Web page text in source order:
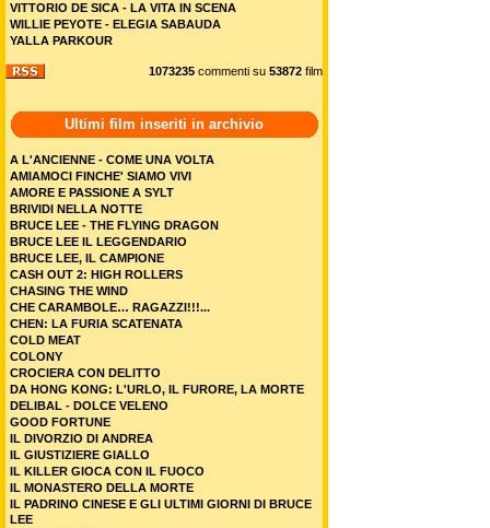
VITTORIO DE SICA - LA VITA IN SCENA
WILLIE PEYOTE - ELEGIA SABAUDA
YALLA PARKOUR
1073235 commenti su 53872 film
Ultimi film inseriti in archivio
A L'ANCIENNE - COME UNA VOLTA
AMIAMOCI FINCHE' SIAMO VIVI
AMORE E PASSIONE A SYLT
BRIVIDI NELLA NOTTE
BRUCE LEE - THE FLYING DRAGON
BRUCE LEE IL LEGGENDARIO
BRUCE LEE, IL CAMPIONE
CASH OUT 2: HIGH ROLLERS
CHASING THE WIND
CHE CARAMBOLE… RAGAZZI!!!...
CHEN: LA FURIA SCATENATA
COLD MEAT
COLONY
CROCIERA CON DELITTO
DA HONG KONG: L'URLO, IL FURORE, LA MORTE
DELIBAL - DOLCE VELENO
GOOD FORTUNE
IL DIVORZIO DI ANDREA
IL GIUSTIZIERE GIALLO
IL KILLER GIOCA CON IL FUOCO
IL MONASTERO DELLA MORTE
IL PADRINO CINESE E GLI ULTIMI GIORNI DI BRUCE
LEE